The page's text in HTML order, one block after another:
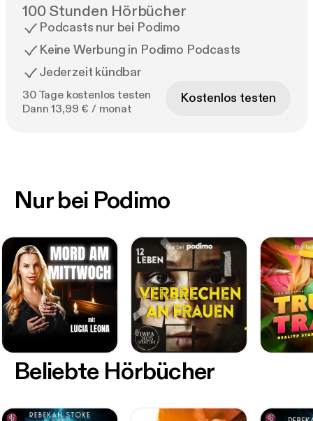
100 Stunden Hörbücher
Podcasts nur bei Podimo
Keine Werbung in Podimo Podcasts
Jederzeit kündbar
30 Tage kostenlos testen
Dann 13,99 € / monat
Kostenlos testen
Nur bei Podimo
Beliebte Hörbücher